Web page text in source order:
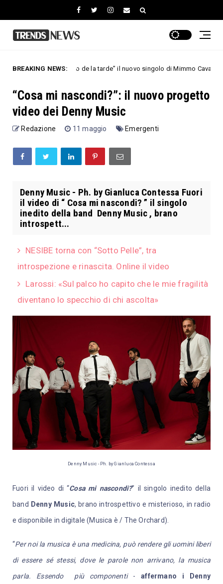
BREAKING NEWS:
“A las çinco de la tarde” il nuovo singolo di Mimmo Cavallo. Online
“Cosa mi nascondi?”: il nuovo progetto
video dei Denny Music
Redazione 11 maggio Emergenti
Denny Music - Ph. by Gianluca Contessa Fuori
il video di “ Cosa mi nascondi? ” il singolo
inedito della band Denny Music , brano
introspett...
NESIBE torna con “Sotto Pelle”, tra
introspezione e rinascita. Online il video
Larossi: «Sul palco ho capito che le mie fragilità
diventano lo specchio di chi ascolta»
Denny Music - Ph. by Gianluca Contessa
Fuori il video di “Cosa mi nascondi?” il singolo inedito della
band Denny Music, brano introspettivo e misterioso, in radio
e disponibile in digitale (Musica è / The Orchard).
“Per noi la musica è una medicina, può rendere gli uomini liberi
di essere sé stessi, dove le parole non arrivano, la musica
parla. Essendo più componenti-affermano i Denny